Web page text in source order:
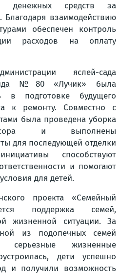
денежных средств за
взаимодействию
обеспечен контроль
расходов на оплату
яслей-сада
№80 «Лучик» была
в подготовке будущего
к ремонту. Совместно с
была проведена уборка
и выполнены
для последующей отделки
способствуют
и помогают
для детей.
проекта «Семейный
поддержка семей,
жизненной ситуации. За
из подопечных семей
серьезные жизненные
дети успешно
и получили возможность